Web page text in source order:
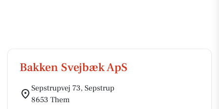
Bakken Svejbæk ApS
Sepstrupvej 73, Sepstrup
8653 Them